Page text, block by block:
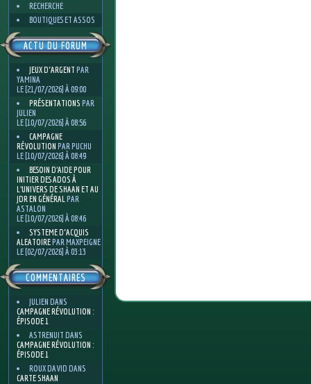
RECHERCHE
BOUTIQUES ET ASSOS
ACTU DU FORUM
JEUX D'ARGENT PAR
YAMINA
LE [21/07/2026] À 09:00
PRÉSENTATIONS PAR
JULIEN
LE [10/07/2026] À 08:56
CAMPAGNE
RÉVOLUTION PAR PUCHU
LE [10/07/2026] À 08:49
BESOIN D’AIDE POUR
INITIER DES ADOS À
L’UNIVERS DE SHAAN ET AU
JDR EN GÉNÉRALPAR
ASTALON
LE [10/07/2026] À 08:46
SYSTEME D'ACQUIS
ALEATOIREPAR MAXPEIGNE
LE [02/07/2026] À 03:13
COMMENTAIRES
JULIEN DANS
CAMPAGNE RÉVOLUTION :
ÉPISODE 1
ASTRENUIT DANS
CAMPAGNE RÉVOLUTION :
ÉPISODE 1
ROUX DAVID DANS
CARTE SHAAN